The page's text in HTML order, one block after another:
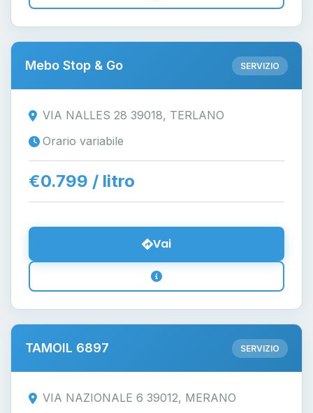
Mebo Stop & Go SERVIZIO
VIA NALLES 28 39018, TERLANO
Orario variabile
€0.799 / litro
Vai
TAMOIL 6897 SERVIZIO
VIA NAZIONALE 6 39012, MERANO